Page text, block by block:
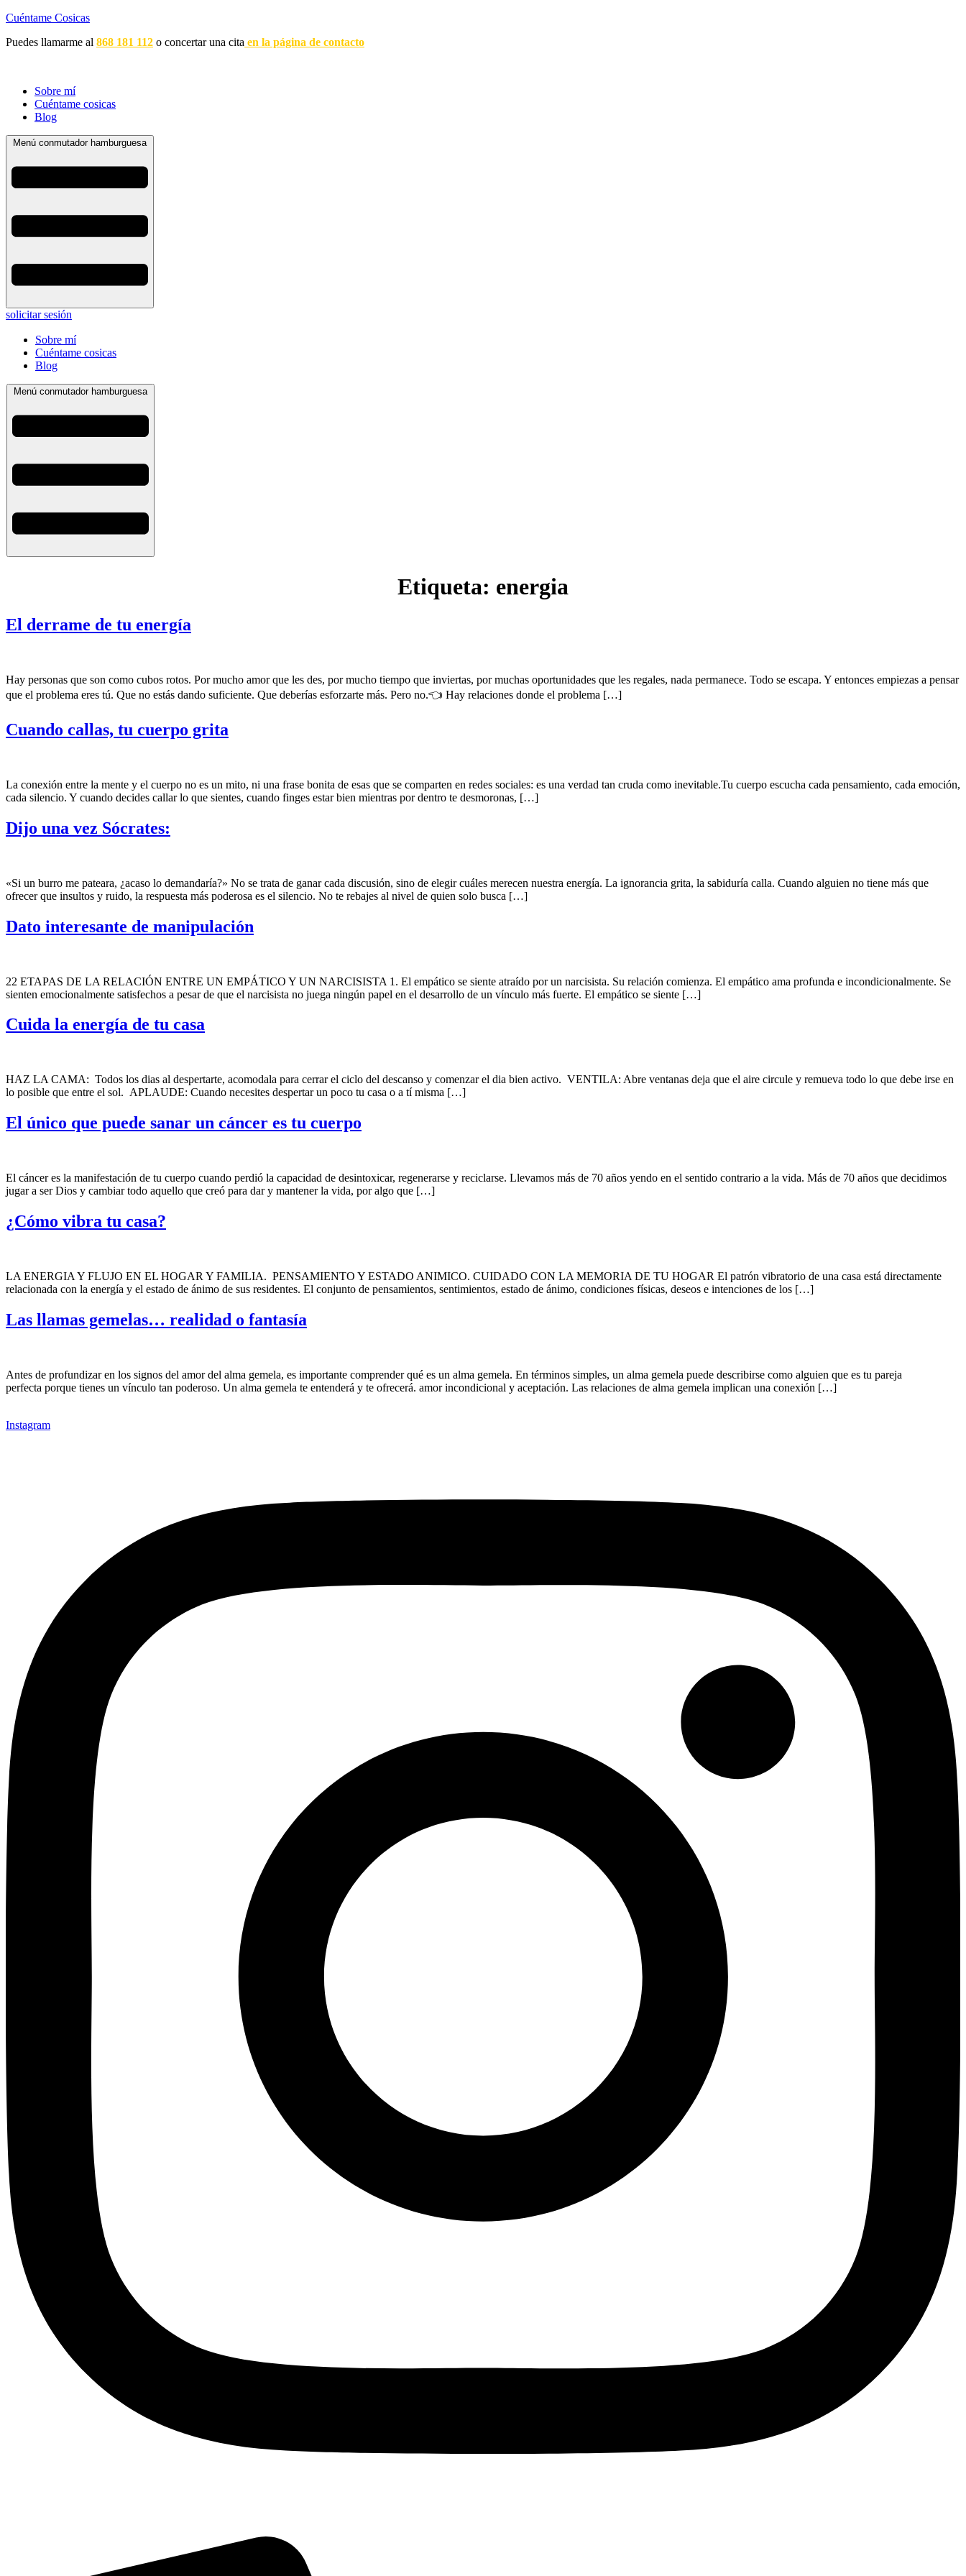
Cuéntame Cosicas
Puedes llamarme al 868 181 112 o concertar una cita en la página de contacto
Sobre mí
Cuéntame cosicas
Blog
Menú conmutador hamburguesa
solicitar sesión
Sobre mí
Cuéntame cosicas
Blog
Menú conmutador hamburguesa
Etiqueta: energia
El derrame de tu energía
Hay personas que son como cubos rotos. Por mucho amor que les des, por mucho tiempo que inviertas, por muchas oportunidades que les regales, nada permanece. Todo se escapa. Y entonces empiezas a pensar
que el problema eres tú. Que no estás dando suficiente. Que deberías esforzarte más. Pero no.👈 Hay relaciones donde el problema […]
Cuando callas, tu cuerpo grita
La conexión entre la mente y el cuerpo no es un mito, ni una frase bonita de esas que se comparten en redes sociales: es una verdad tan cruda como inevitable.Tu cuerpo escucha cada pensamiento, cada emoción,
cada silencio. Y cuando decides callar lo que sientes, cuando finges estar bien mientras por dentro te desmoronas, […]
Dijo una vez Sócrates:
«Si un burro me pateara, ¿acaso lo demandaría?» No se trata de ganar cada discusión, sino de elegir cuáles merecen nuestra energía. La ignorancia grita, la sabiduría calla. Cuando alguien no tiene más que
ofrecer que insultos y ruido, la respuesta más poderosa es el silencio. No te rebajes al nivel de quien solo busca […]
Dato interesante de manipulación
22 ETAPAS DE LA RELACIÓN ENTRE UN EMPÁTICO Y UN NARCISISTA 1. El empático se siente atraído por un narcisista. Su relación comienza. El empático ama profunda e incondicionalmente. Se
sienten emocionalmente satisfechos a pesar de que el narcisista no juega ningún papel en el desarrollo de un vínculo más fuerte. El empático se siente […]
Cuida la energía de tu casa
HAZ LA CAMA: Todos los dias al despertarte, acomodala para cerrar el ciclo del descanso y comenzar el dia bien activo. VENTILA: Abre ventanas deja que el aire circule y remueva todo lo que debe irse en
lo posible que entre el sol. APLAUDE: Cuando necesites despertar un poco tu casa o a tí misma […]
El único que puede sanar un cáncer es tu cuerpo
El cáncer es la manifestación de tu cuerpo cuando perdió la capacidad de desintoxicar, regenerarse y reciclarse. Llevamos más de 70 años yendo en el sentido contrario a la vida. Más de 70 años que decidimos
jugar a ser Dios y cambiar todo aquello que creó para dar y mantener la vida, por algo que […]
¿Cómo vibra tu casa?
LA ENERGIA Y FLUJO EN EL HOGAR Y FAMILIA. PENSAMIENTO Y ESTADO ANIMICO. CUIDADO CON LA MEMORIA DE TU HOGAR El patrón vibratorio de una casa está directamente
relacionada con la energía y el estado de ánimo de sus residentes. El conjunto de pensamientos, sentimientos, estado de ánimo, condiciones físicas, deseos e intenciones de los […]
Las llamas gemelas… realidad o fantasía
Antes de profundizar en los signos del amor del alma gemela, es importante comprender qué es un alma gemela. En términos simples, un alma gemela puede describirse como alguien que es tu pareja
perfecta porque tienes un vínculo tan poderoso. Un alma gemela te entenderá y te ofrecerá. amor incondicional y aceptación. Las relaciones de alma gemela implican una conexión […]
Instagram